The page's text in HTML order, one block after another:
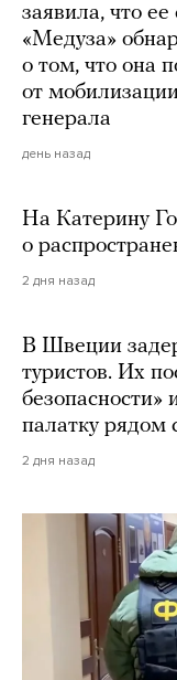
заявила, что
«Медуза»
о том, что она
от
генерала
день назад
На Катерину
о
2 дня назад
В Швеции
туристов. Их
безопасности»
палатку рядом
2 дня назад